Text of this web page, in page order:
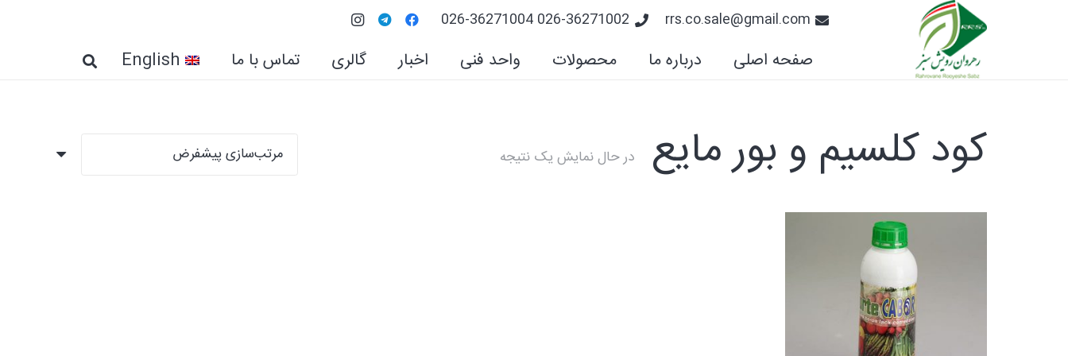
rrs.co.sale@gmail.com
026-36271002 026-36271004
صفحه اصلی درباره ما محصولات واحد فنی اخبار گالری تماس با ما English
کود کلسیم و بور مایع در حال نمایش یک نتیجه